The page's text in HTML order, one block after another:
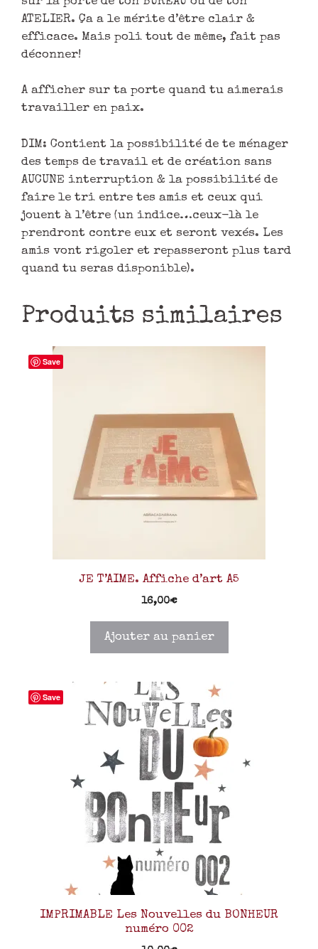
ATELIER. Ça a le mérite d’être clair &
efficace. Mais poli tout de même, fait pas
déconner!
A afficher sur ta porte quand tu aimerais
travailler en paix.
DIM: Contient la possibilité de te ménager
des temps de travail et de création sans
AUCUNE interruption & la possibilité de
faire le tri entre tes amis et ceux qui
jouent à l’être (un indice…ceux-là le
prendront contre eux et seront vexés. Les
amis vont rigoler et repasseront plus tard
quand tu seras disponible).
Produits similaires
Save
JE T’AIME. Affiche d’art A5
16,00€
Ajouter au panier
Save
IMPRIMABLE Les Nouvelles du BONHEUR
numéro 002